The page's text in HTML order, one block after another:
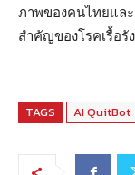
ภาพของคนไทยแล
สำคัญของโรคเรื้อรั
TAGS AI QuitBot